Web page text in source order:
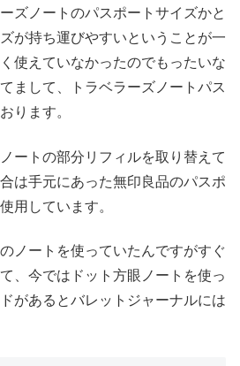
ズノートのパスポートサイズかと
が持ち運びやすいということが一
使えていなかったのでもったいな
まして、トラベラーズノートパス
ります。
ートの部分リフィルを取り替えて
は手元にあった無印良品のパスポ
用しています。
ノートを使っていたんですがすぐ
、今ではドット方眼ノートを使っ
があるとバレットジャーナルには